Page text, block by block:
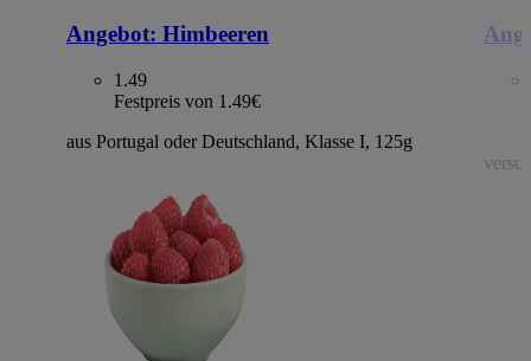
Angebot: Himbeeren
1.49
Festpreis von 1.49€
aus Portugal oder Deutschland, Klasse I, 125g